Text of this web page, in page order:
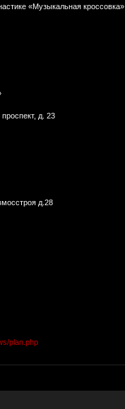
«Музыкальная кроссовка»
д. 23
д.28
plan.php